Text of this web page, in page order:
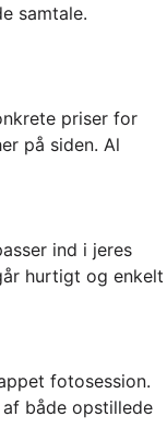
samtale.
priser for
på siden. Al
ind i jeres
hurtigt og enkelt
fotosession.
både opstillede